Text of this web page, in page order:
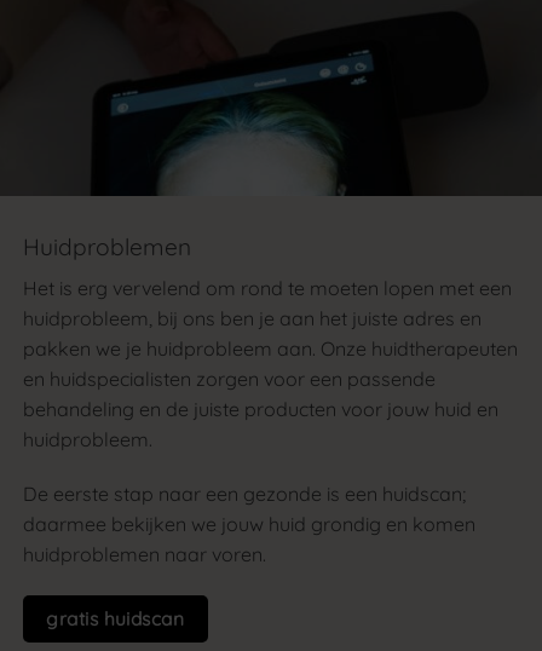
Huidproblemen
Het is erg vervelend om rond te moeten lopen met een
huidprobleem, bij ons ben je aan het juiste adres en
pakken we je huidprobleem aan. Onze huidtherapeuten
en huidspecialisten zorgen voor een passende
behandeling en de juiste producten voor jouw huid en
huidprobleem.
De eerste stap naar een gezonde is een huidscan;
daarmee bekijken we jouw huid grondig en komen
huidproblemen naar voren.
gratis huidscan